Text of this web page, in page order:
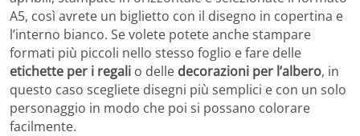
A5, così avrete un biglietto con il disegno in copertina e
l’interno bianco. Se volete potete anche stampare
formati più piccoli nello stesso foglio e fare delle
etichette per i regali o delle decorazioni per l’albero, in
questo caso scegliete disegni più semplici e con un solo
personaggio in modo che poi si possano colorare
facilmente.